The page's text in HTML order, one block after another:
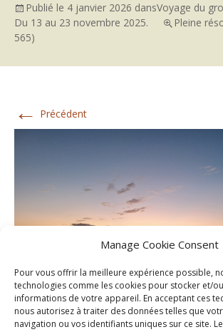
Manage Cookie Consent
Pour vous offrir la meilleure expérience possible,
technologies comme les cookies pour stocker et/
informations de votre appareil. En acceptant ces
nous autorisez à traiter des données telles que
navigation ou vos identifiants uniques sur ce site.
Publié le 4 janvier 2026 dansVoyage du
Du 13 au 23 novembre 2025.
Pleine
565)
← Précédent